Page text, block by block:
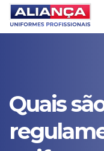
Quais